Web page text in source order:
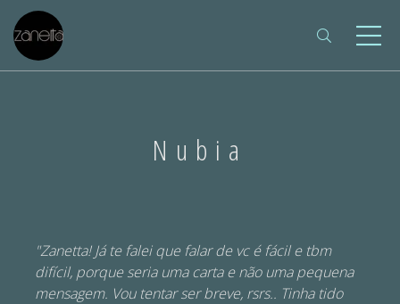
Nubia
"Zanetta! Já te falei que falar de vc é fácil e tbm
difícil, porque seria uma carta e não uma pequena
mensagem. Vou tentar ser breve, rsrs.. Tinha tido